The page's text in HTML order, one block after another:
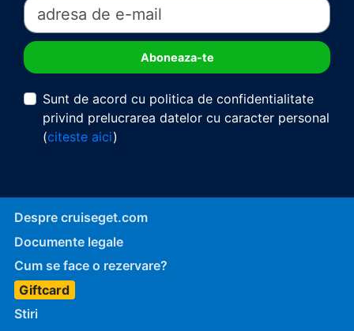
Sunt de acord cu politica de confidentialitate
privind prelucrarea datelor cu caracter personal
(citeste aici)
Despre cruiseget.com
Documente legale
Cum se face o rezervare?
Giftcard
Stiri